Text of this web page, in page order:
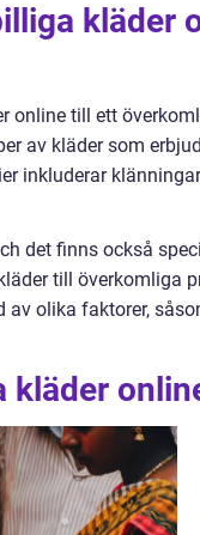
kläder
online till ett
av kläder som
inkluderar
det finns också
till överkomliga
av olika faktorer,
kläder